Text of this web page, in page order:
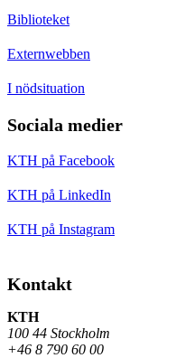
Biblioteket
Externwebben
I nödsituation
Sociala medier
KTH på Facebook
KTH på LinkedIn
KTH på Instagram
Kontakt
KTH
100 44 Stockholm
+46 8 790 60 00